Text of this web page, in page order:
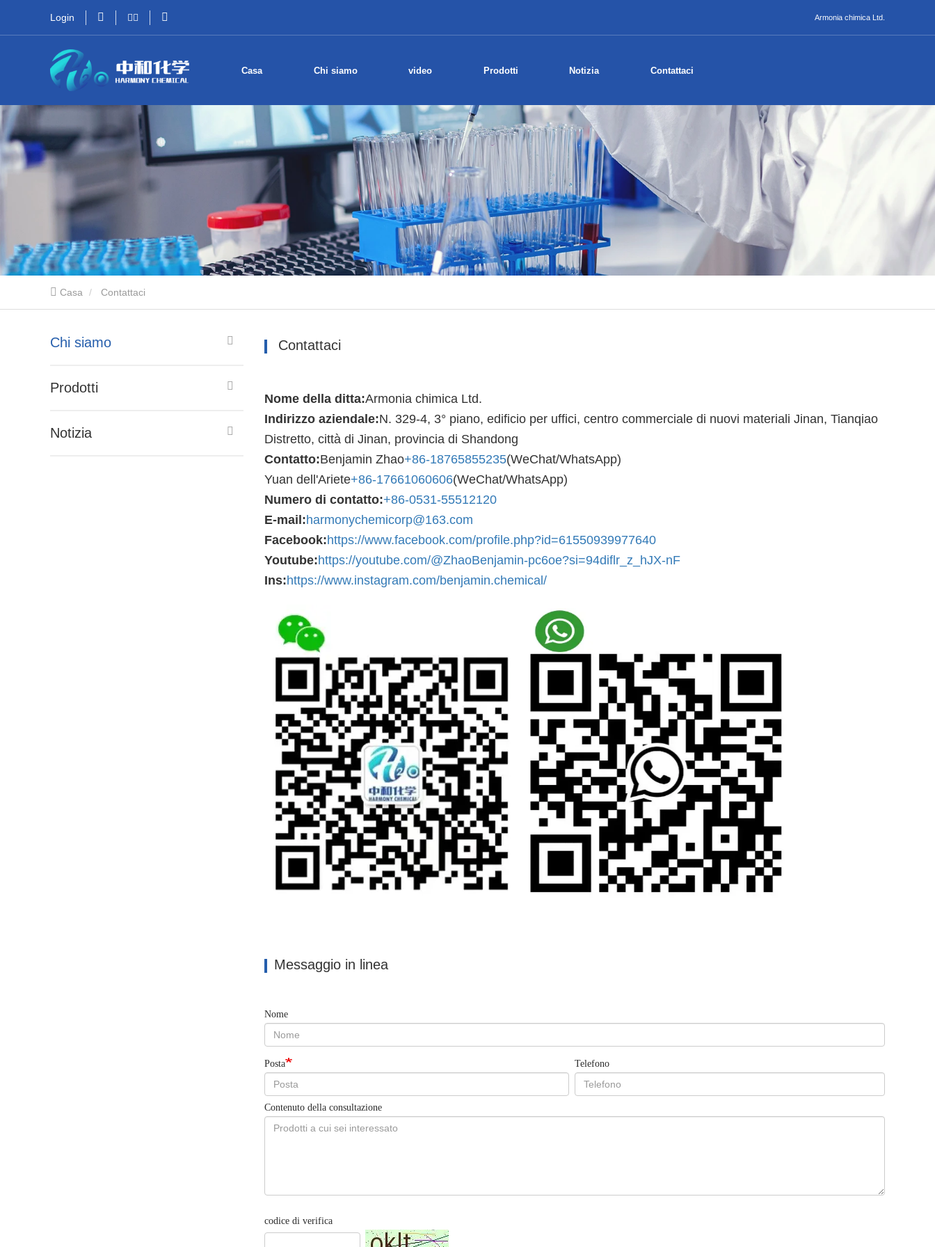
Login Armonia chimica Ltd.
Casa Chi siamo video Prodotti Notizia Contattaci
Casa Contattaci
Chi siamo
Prodotti
Notizia
Contattaci
Nome della ditta:Armonia chimica Ltd.
Indirizzo aziendale:N. 329-4, 3° piano, edificio per uffici, centro commerciale di nuovi materiali Jinan, Tianqiao
Distretto, città di Jinan, provincia di Shandong
Contatto:Benjamin Zhao+86-18765855235(WeChat/WhatsApp)
Yuan dell'Ariete+86-17661060606(WeChat/WhatsApp)
Numero di contatto:+86-0531-55512120
E-mail:harmonychemicorp@163.com
Facebook:https://www.facebook.com/profile.php?id=61550939977640
Youtube:https://youtube.com/@ZhaoBenjamin-pc6oe?si=94diflr_z_hJX-nF
Ins:https://www.instagram.com/benjamin.chemical/
Messaggio in linea
Nome
Posta Telefono
Contenuto della consultazione
codice di verifica